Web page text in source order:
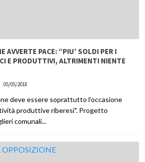
AVVERTE PACE: “PIU’ SOLDI PER I
E PRODUTTIVI, ALTRIMENTI NIENTE
05/05/2018
deve essere soprattutto l’occasione
produttive riberesi". Progetto
comunali...